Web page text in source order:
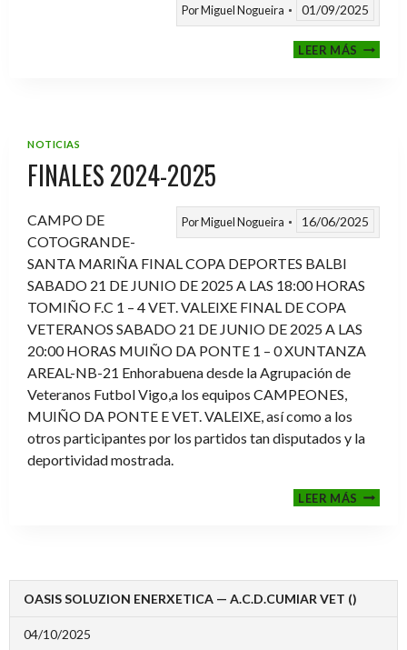
PorMiguel Nogueira 01/09/2025
LEER MÁSVI
NOTICIAS
FINALES 2024-2025
PorMiguel Nogueira 16/06/2025
CAMPO DE
COTOGRANDE-
SANTA MARIÑA FINAL COPA DEPORTES BALBI
SABADO 21 DE JUNIO DE 2025 A LAS 18:00 HORAS
TOMIÑO F.C 1 – 4 VET. VALEIXE FINAL DE COPA
VETERANOS SABADO 21 DE JUNIO DE 2025 A LAS
20:00 HORAS MUIÑO DA PONTE 1 – 0 XUNTANZA
AREAL-NB-21 Enhorabuena desde la Agrupación de
Veteranos Futbol Vigo,a los equipos CAMPEONES,
MUIÑO DA PONTE E VET. VALEIXE, así como a los
otros participantes por los partidos tan disputados y la
deportividad mostrada.
LEER MÁS
2024-
OASIS SOLUZION ENERXETICA — A.C.D.CUMIAR VET ()
04/10/2025